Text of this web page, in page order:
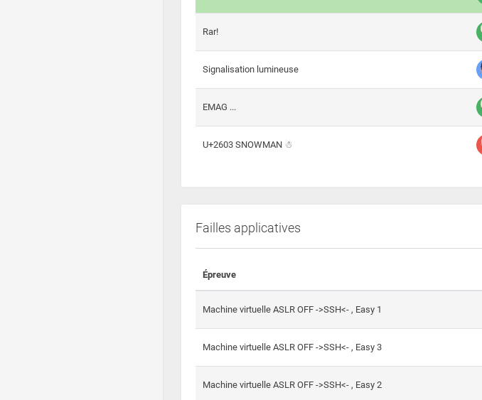
Rar!
Signalisation lumineuse
EMAG ...
U+2603 SNOWMAN ☃
Failles applicatives
Épreuve
Machine virtuelle ASLR OFF ->SSH<- , Easy 1
Machine virtuelle ASLR OFF ->SSH<- , Easy 3
Machine virtuelle ASLR OFF ->SSH<- , Easy 2